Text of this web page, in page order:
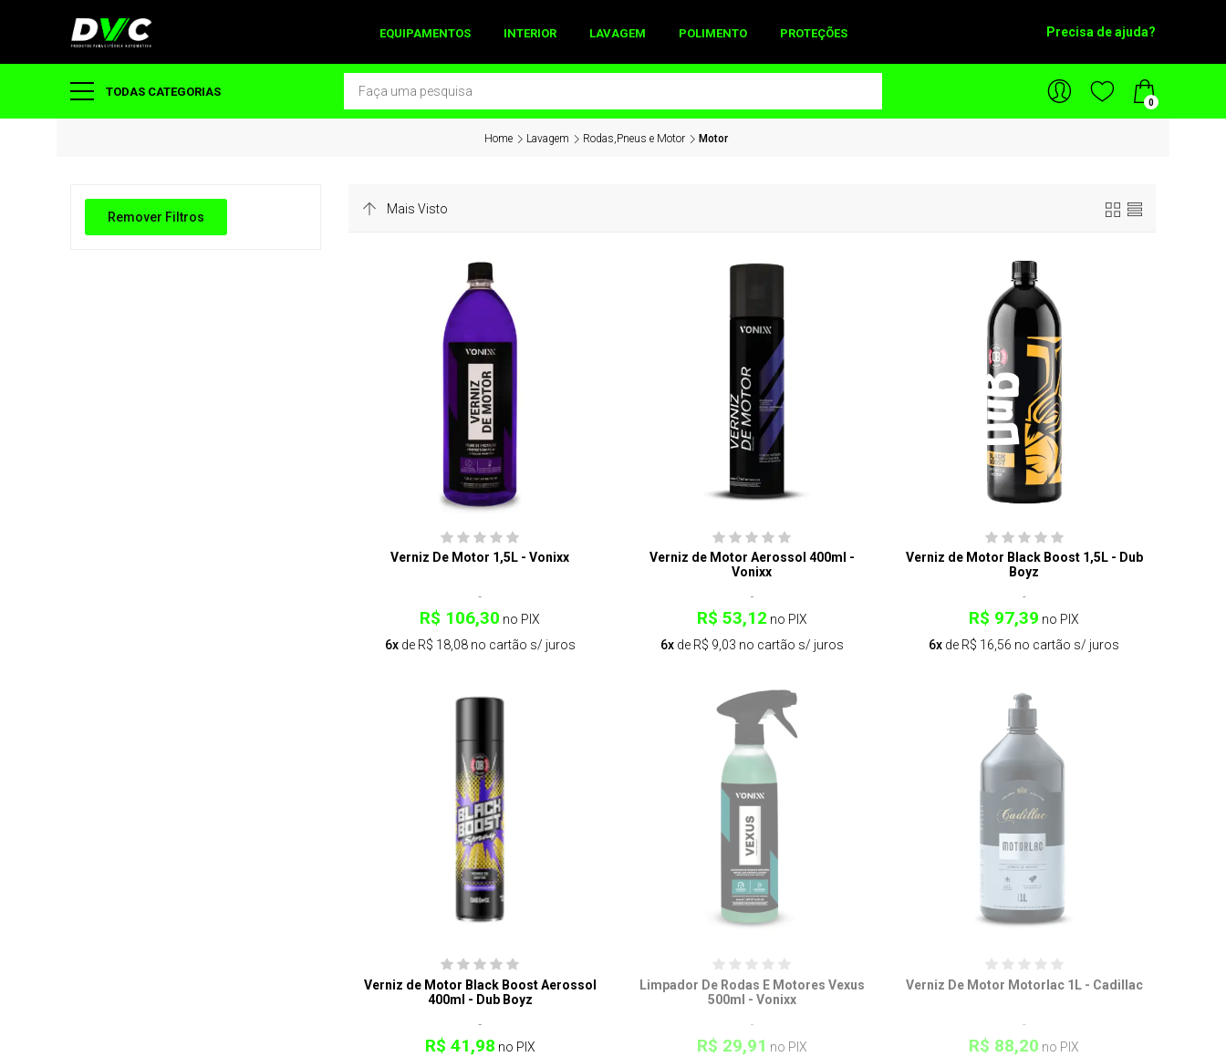
EQUIPAMENTOS INTERIOR LAVAGEM POLIMENTO PROTEÇÕES Precisa de ajuda?
TODAS CATEGORIAS
0
Home Lavagem Rodas,Pneus e Motor Motor
Remover Filtros
Verniz De Motor 1,5L - Vonixx
R$ 106,30 no PIX
6xde R$ 18,08 no cartão s/ juros
Verniz de Motor Aerossol 400ml -
Vonixx
R$ 53,12 no PIX
6xde R$ 9,03 no cartão s/ juros
Verniz de Motor Black Boost 1,5L - Dub
Boyz
R$ 97,39 no PIX
6x de R$ 16,56 no cartão s/ juros
Verniz de Motor Black Boost Aerossol
400ml - Dub Boyz
R$ 41,98 no PIX
Limpador De Rodas E Motores Vexus
500ml - Vonixx
R$ 29,91 no PIX
Verniz De Motor Motorlac 1L - Cadillac
R$ 88,20 no PIX